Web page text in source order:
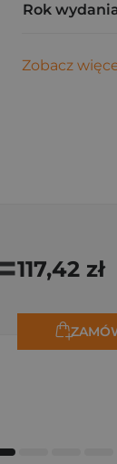
Rok
Zobacz
117,42 zł